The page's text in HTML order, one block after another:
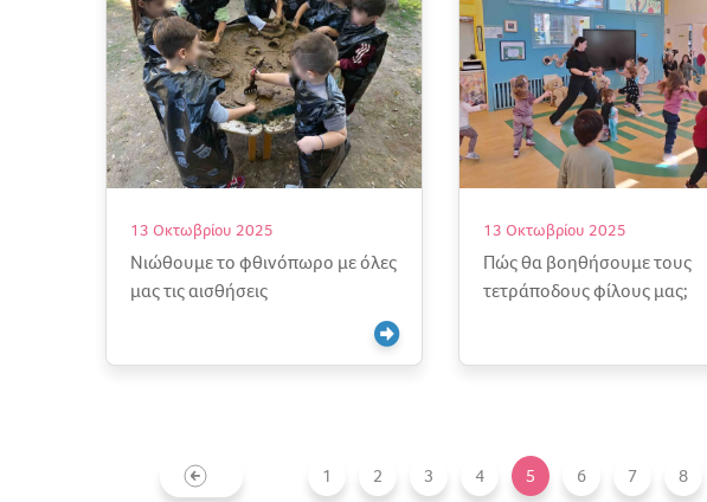
13 Οκτωβρίου 2025
Νιώθουμε το φθινόπωρο με όλες
μας τις αισθήσεις
13 Οκτωβρίου 2025
Πώς θα βοηθήσουμε τους
τετράποδους φίλους μας;
1 2 3 4 5 6 7 8